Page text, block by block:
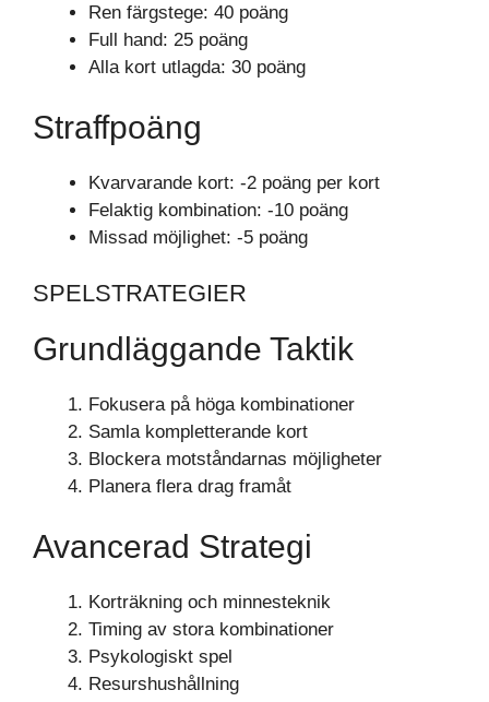
Ren färgstege: 40 poäng
Full hand: 25 poäng
Alla kort utlagda: 30 poäng
Straffpoäng
Kvarvarande kort: -2 poäng per kort
Felaktig kombination: -10 poäng
Missad möjlighet: -5 poäng
SPELSTRATEGIER
Grundläggande Taktik
Fokusera på höga kombinationer
Samla kompletterande kort
Blockera motståndarnas möjligheter
Planera flera drag framåt
Avancerad Strategi
Korträkning och minnesteknik
Timing av stora kombinationer
Psykologiskt spel
Resurshushållning